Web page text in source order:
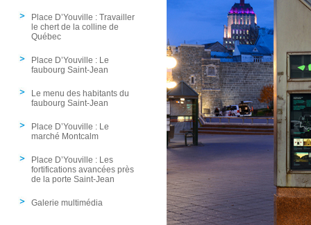
Place D’Youville : Travailler
le chert de la colline de
Québec
Place D’Youville : Le
faubourg Saint-Jean
Le menu des habitants du
faubourg Saint-Jean
Place D’Youville : Le
marché Montcalm
Place D’Youville : Les
fortifications avancées près
de la porte Saint-Jean
Galerie multimédia